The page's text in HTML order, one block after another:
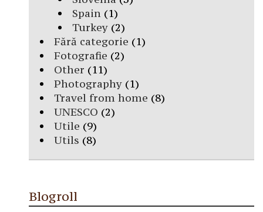
Spain(1)
Turkey(2)
Fără categorie (1)
Fotografie (2)
Other (11)
Photography (1)
Travel from home (8)
UNESCO (2)
Utile (9)
Utils (8)
Blogroll